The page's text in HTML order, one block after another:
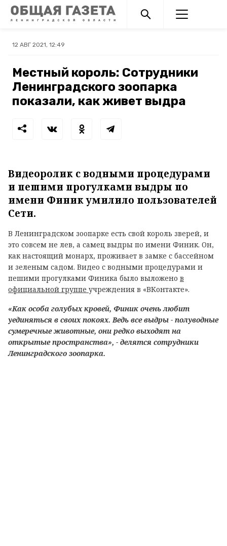
12 АВГ 2021, 12:49
Местный король: Сотрудники
Ленинградского зоопарка
показали, как живет выдра
Видеоролик с водными процедурами
и пешими прогулками выдры по
имени Финик умилило пользователей
Сети.
В Ленинградском зоопарке есть свой король зверей, и
это совсем не лев, а самец выдры по имени Финик. Он,
как настоящий монарх, проживает в замке с бассейном
и зеленым садом. Видео с водными процедурами и
пешими прогулками Финика было выложено в
официальной группе учреждения в «ВКонтакте».
«Как особа голубых кровей, Финик очень любит
уединяться в своих покоях. Ведь все выдры - полуводные
сумеречные животные, они редко выходят на
открытые пространства», - делятся сотрудники
Ленинградского зоопарка.